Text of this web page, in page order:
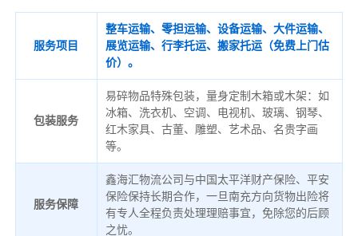
服务项目
整车运输、零担运输、设备运输、大件运输、
展览运输、行李托运、搬家托运（免费上门估
价）。
包装服务
易碎物品特殊包装，量身定制木箱或木架：如
冰箱、洗衣机、空调、电视机、玻璃、钢琴、
红木家具、古董、雕塑、艺术品、名贵字画
等。
服务保障
鑫海汇物流公司与中国太平洋财产保险、平安
保险保持长期合作，一旦南充方向货物出险将
有专人全程负责处理理赔事宜，免除您的后顾
之忧。